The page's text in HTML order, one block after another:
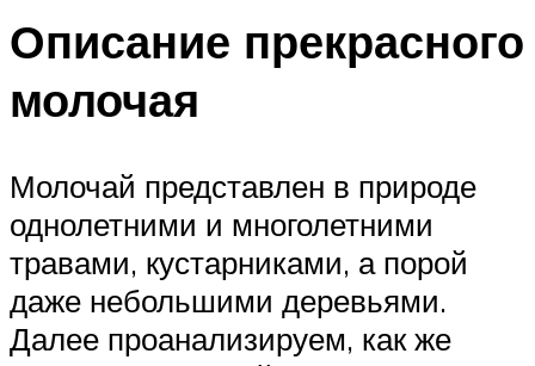
Описание прекрасного
молочая
Молочай представлен в природе
однолетними и многолетними
травами, кустарниками, а порой
даже небольшими деревьями.
Далее проанализируем, как же